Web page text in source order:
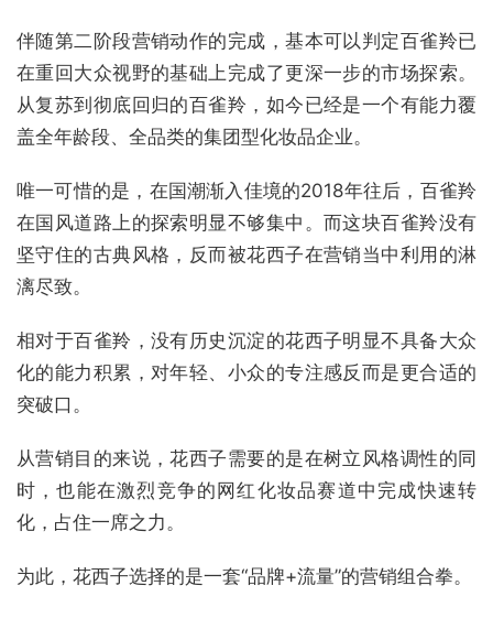
伴随第二阶段营销动作的完成，基本可以判定百雀羚已
在重回大众视野的基础上完成了更深一步的市场探索。
从复苏到彻底回归的百雀羚，如今已经是一个有能力覆
盖全年龄段、全品类的集团型化妆品企业。
唯一可惜的是，在国潮渐入佳境的2018年往后，百雀羚
在国风道路上的探索明显不够集中。而这块百雀羚没有
坚守住的古典风格，反而被花西子在营销当中利用的淋
漓尽致。
相对于百雀羚，没有历史沉淀的花西子明显不具备大众
化的能力积累，对年轻、小众的专注感反而是更合适的
突破口。
从营销目的来说，花西子需要的是在树立风格调性的同
时，也能在激烈竞争的网红化妆品赛道中完成快速转
化，占住一席之力。
为此，花西子选择的是一套“品牌+流量”的营销组合拳。